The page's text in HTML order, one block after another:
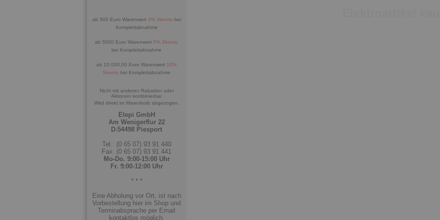
ab 500 Euro Warenwert 3% Skonto bei
Komplettabnahme
ab 5000 Euro Warenwert 5% Skonto
bei Komplettabnahme
ab 10.000,00 Euro Warenwert 10%
Skonto bei Komplettabnahme
Nicht mit anderen Rabatten oder
Aktionen kombinierbar.
Wird direkt im Warenkorb abgezogen.
Elepi GmbH
Am Wenigerflur 22
D-54498 Piesport
Tel.: (0 65 07) 93 91 440
Fax: (0 65 07) 93 91 441
Mo-Do. 9:00-15:00 Uhr
Fr. 9:00-12:00 Uhr
* * *
Eine Abholung vor Ort, ist nach
Vorbestellung hier im Shop und
Terminabsprache per Email
kontaktlos möglich.